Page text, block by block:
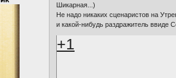
Шикарная...)
Не надо никаких сценаристов на
и какой-нибудь раздражитель ввиде
+1